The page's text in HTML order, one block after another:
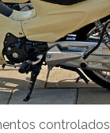
controlados